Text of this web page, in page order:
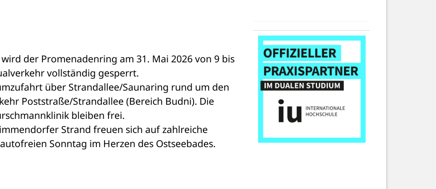
der Promenadenring am 31. Mai 2026 von 9 bis
vollständig gesperrt.
über Strandallee/Saunaring rund um den
Poststraße/Strandallee (Bereich Budni). Die
bleiben frei.
Strand freuen sich auf zahlreiche
Sonntag im Herzen des Ostseebades.